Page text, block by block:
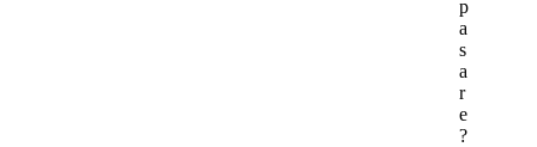
p
a
s
a
r
e
?